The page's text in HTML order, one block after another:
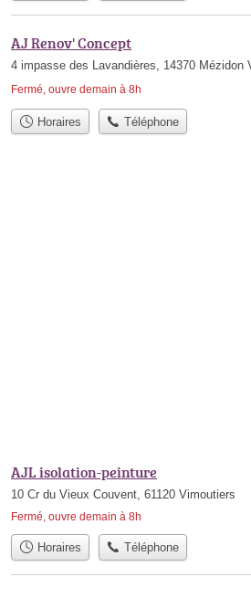
AJ Renov' Concept
4 impasse des Lavandières, 14370 Mézidon
Fermé, ouvre demain à 8h
Horaires Téléphone
AJL isolation-peinture
10 Cr du Vieux Couvent, 61120 Vimoutiers
Fermé, ouvre demain à 8h
Horaires Téléphone